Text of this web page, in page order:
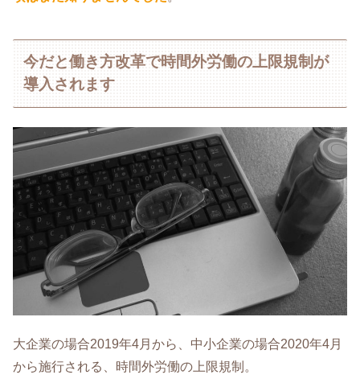
今だと働き方改革で時間外労働の上限規制が
導入されます
大企業の場合2019年4月から、中小企業の場合2020年4月
から施行される、時間外労働の上限規制。